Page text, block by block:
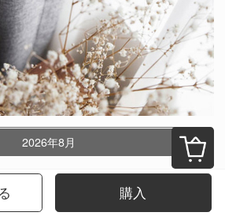
購入
2026年8月
火 木 金 土